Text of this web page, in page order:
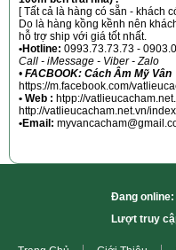
[ Tất cả là hàng có sẵn - khách
Do là hàng kồng kềnh nên
hỗ trợ ship với giá tốt nhất.
•Hotline: 0993.73.73.73 -
Call - iMessage - Viber - Zalo
• FACBOOK: Cách Âm Mỹ Vân
https://m.facebook.com/
• Web : htpp://
http://vatlieucacham.net.vn/
•Email:
Đang online:
Lượt truy